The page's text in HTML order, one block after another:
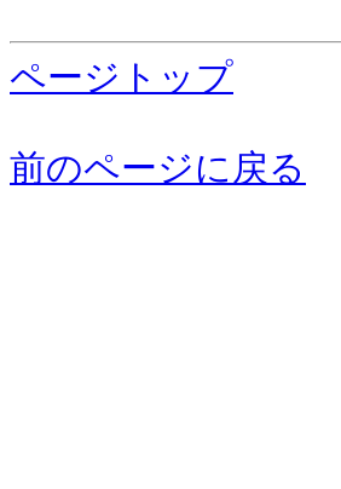
ページトップ
前のページに戻る